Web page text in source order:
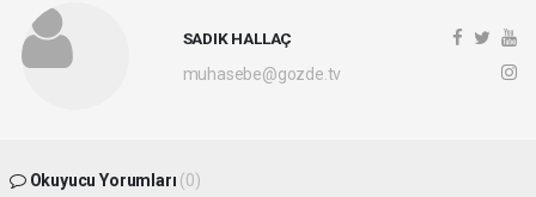
SADIK HALLAÇ
muhasebe@gozde.tv
Okuyucu Yorumları (0)